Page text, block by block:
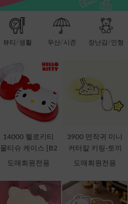
뷰티/생활 우산/시즌 장난감/인형
14000 헬로키티
물티슈 케이스 [B2
-378816]
도매회원전용
3900 먼작귀 미니
커터칼 키링-토끼
[C1-068537] 할인
도매회원전용